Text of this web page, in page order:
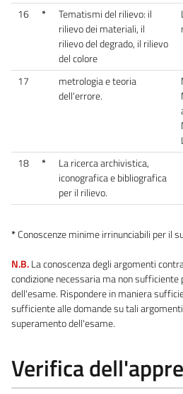
16
*
Tematismi del rilievo: il
rilievo dei materiali, il
rilievo del degrado, il rilievo
del colore
17
metrologia e teoria
dell'errore.
18
*
La ricerca archivistica,
iconografica e bibliografica
per il rilievo.
*Conoscenze minime irrinunciabili per il
N.B.La conoscenza degli argomenti
condizione necessaria ma non
dell'esame. Rispondere in maniera
sufficiente alle domande su tali
superamento dell'esame.
Verifica